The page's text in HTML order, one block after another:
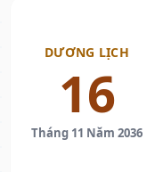
DƯƠNG LỊCH
16
Tháng 11 Năm 2036